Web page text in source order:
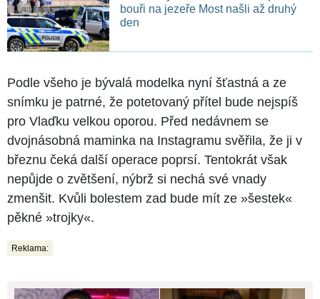
bouři na jezeře Most našli až druhý
den
Podle všeho je bývalá modelka nyní šťastná a ze
snímku je patrné, že potetovaný přítel bude nejspíš
pro Vlaďku velkou oporou. Před nedávnem se
dvojnásobná maminka na Instagramu svěřila, že ji v
březnu čeká další operace poprsí. Tentokrát však
nepůjde o zvětšení, nýbrž si nechá své vnady
zmenšit. Kvůli bolestem zad bude mít ze »šestek«
pěkné »trojky«.
Reklama: